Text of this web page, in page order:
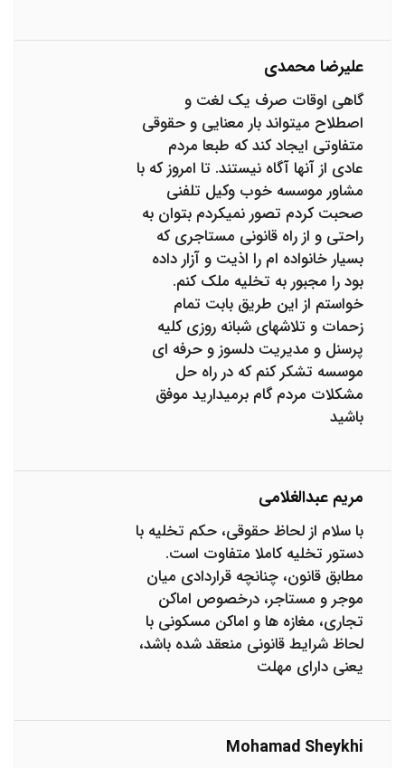
علیرضا محمدی
گاهی اوقات صرف یک لغت و
اصطلاح میتواند بار معنایی و حقوقی
متفاوتی ایجاد کند که طبعا مردم
عادی از آنها آگاه نیستند. تا امروز که با
مشاور موسسه خوب وکیل تلفنی
صحبت کردم تصور نمیکردم بتوان به
راحتی و از راه قانونی مستاجری که
بسیار خانواده ام را اذیت و آزار داده
بود را مجبور به تخلیه ملک کنم.
خواستم از این طریق بابت تمام
زحمات و تلاشهای شبانه روزی کلیه
پرسنل و مدیریت دلسوز و حرفه ای
موسسه تشکر کنم که در راه حل
مشکلات مردم گام برمیدارید موفق
باشید
مریم عبدالغلامی
با سلام از لحاظ حقوقی، حکم تخلیه با
دستور تخلیه کاملا متفاوت است.
مطابق قانون، چنانچه قراردادی میان
موجر و مستاجر، درخصوص اماکن
تجاری، مغازه ها و اماکن مسکونی با
لحاظ شرایط قانونی منعقد شده باشد،
یعنی دارای مهلت
Mohamad Sheykhi